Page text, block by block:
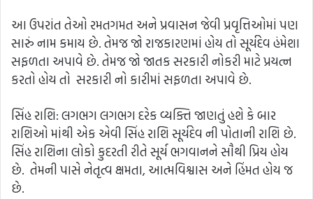
આ ઉપરાંત તેઓ રમતગમત અને પ્રવાસન જેવી પ્રવૃત્તિઓમાં પણ
સારું નામ કમાય છે. તેમજ જો રાજકારણમાં હોય તો સૂર્યદેવ હંમેશા
સફળતા અપાવે છે. તેમજ જો જાતક સરકારી નોકરી માટે પ્રયત્ન
કરતો હોય તો સરકારી નો કારીમાં સફળતા અપાવે છે.
સિંહ રાશિ: લગભગ લગભગ દરેક વ્યક્તિ જાણતું હશે કે બાર
રાશિઓ માંથી એક એવી સિંહ રાશિ સૂર્યદેવ ની પોતાની રાશિ છે.
સિંહ રાશિના લોકો કુદરતી રીતે સૂર્ય ભગવાનને સૌથી પ્રિય હોય
છે. તેમની પાસે નેતૃત્વ ક્ષમતા, આત્મવિશ્વાસ અને હિંમત હોય જ
છે.